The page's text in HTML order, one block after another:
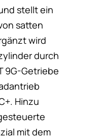
stellt ein
satten
wird
durch
9G-Getriebe
Hinzu
mit dem